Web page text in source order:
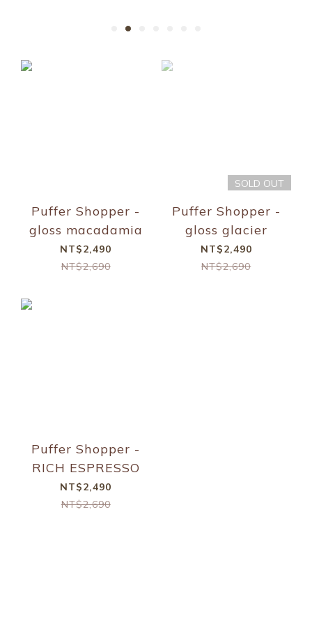
Puffer Shopper -
gloss macadamia
NT$2,490
NT$2,690
SOLD OUT
Puffer Shopper -
gloss glacier
NT$2,490
NT$2,690
Puffer Shopper -
RICH ESPRESSO
NT$2,490
NT$2,690